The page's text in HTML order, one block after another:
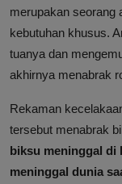
merupakan seorang
kebutuhan khusus.
tuanya dan
akhirnya menabrak
Rekaman
tersebut menabrak
biksu meninggal di
meninggal dunia